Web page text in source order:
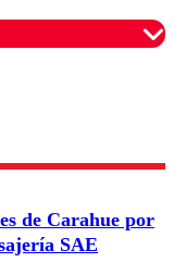
garantizar un
de Carahue por
SAE